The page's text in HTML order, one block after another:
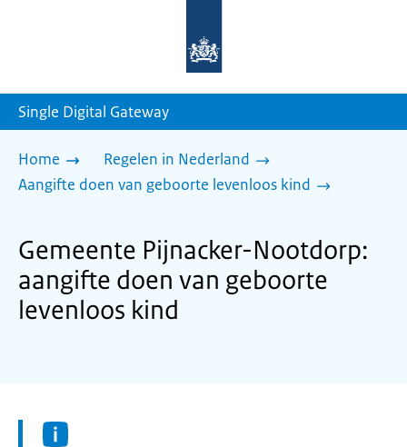
homepage
Single Digital Gateway
Home
Regelen in Nederland
Aangifte doen van geboorte levenloos kind
Gemeente Pijnacker-Nootdorp:
aangifte doen van geboorte
levenloos kind